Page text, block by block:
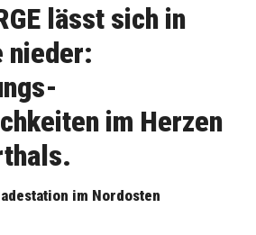
lässt sich in
nieder:
im Herzen
im Nordosten